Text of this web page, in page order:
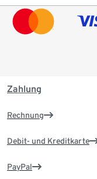
Zahlung
Rechnung
Debit- und Kreditkarte
PayPal